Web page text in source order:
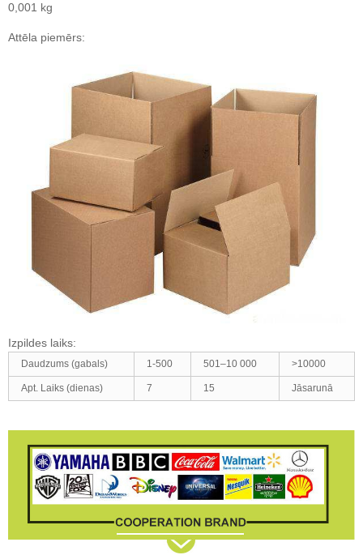
0,001 kg
Attēla piemērs:
Izpildes laiks:
Daudzums (gabals) 1-500 501–10 000 >10000
Apt. Laiks (dienas) 7 15 Jāsarunā